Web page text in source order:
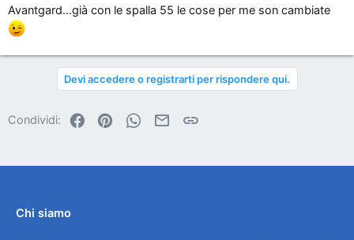
Avantgard...già con le spalla 55 le cose per me son cambiate
Devi accedere o registrarti per rispondere qui.
Condividi: FacebookPinterestWhatsApp
Email
Chi siamo